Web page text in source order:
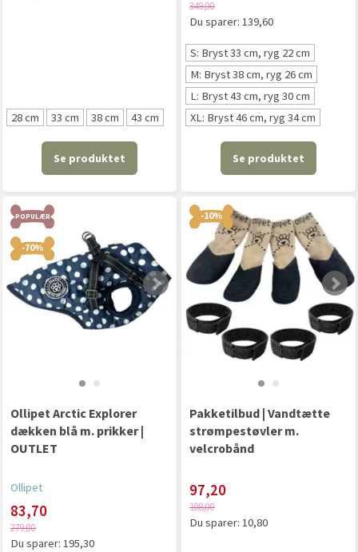
28 cm 33 cm 38 cm 43 cm
Se produktet
349,00
Du sparer: 139,60
S: Bryst 33 cm, ryg 22 cm
M: Bryst 38 cm, ryg 26 cm
L: Bryst 43 cm, ryg 30 cm
XL: Bryst 46 cm, ryg 34 cm
Se produktet
POPULÆR
-70%
Ollipet Arctic Explorer
dækken blå m. prikker |
OUTLET
Ollipet
83,70
279,00
Du sparer: 195,30
-10%
Pakketilbud | Vandtætte
strømpestøvler m.
velcrobånd
97,20
108,00
Du sparer: 10,80